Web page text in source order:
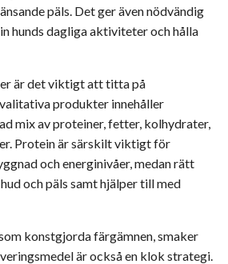
päls. Det ger även nödvändig
hunds dagliga aktiviteter och hålla
är det viktigt att titta på
produkter innehåller
mix av proteiner, fetter, kolhydrater,
Protein är särskilt viktigt för
och energinivåer, medan rätt
och päls samt hjälper till med
konstgjorda färgämnen, smaker
är också en klok strategi.